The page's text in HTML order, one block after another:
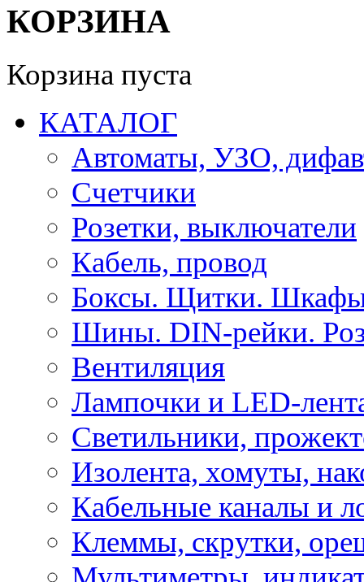
КОРЗИНА
Корзина пуста
КАТАЛОГ
Автоматы, УЗО,
Счетчики
Розетки, выключатели
Кабель, провод
Боксы. Щитки.
Шины. DIN-рейки.
Вентиляция
Лампочки и LED-
Светильники,
Изолента, хомуты,
Кабельные каналы и
Клеммы, скрутки,